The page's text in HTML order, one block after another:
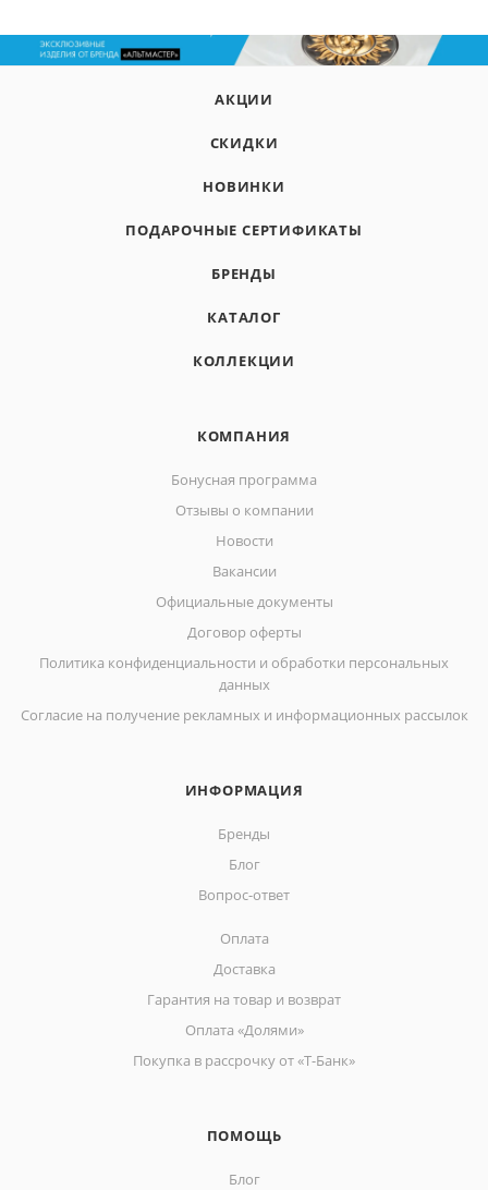
АКЦИИ
СКИДКИ
НОВИНКИ
ПОДАРОЧНЫЕ СЕРТИФИКАТЫ
БРЕНДЫ
КАТАЛОГ
КОЛЛЕКЦИИ
КОМПАНИЯ
Бонусная программа
Отзывы о компании
Новости
Вакансии
Официальные документы
Договор оферты
Политика конфиденциальности и обработки персональных
данных
Согласие на получение рекламных и информационных рассылок
ИНФОРМАЦИЯ
Бренды
Блог
Вопрос-ответ
Оплата
Доставка
Гарантия на товар и возврат
Оплата «Долями»
Покупка в рассрочку от «Т-Банк»
ПОМОЩЬ
Блог